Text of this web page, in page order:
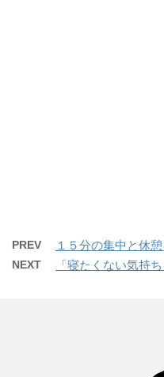
PREV １５分の集中と休
NEXT 「寝たくない気持